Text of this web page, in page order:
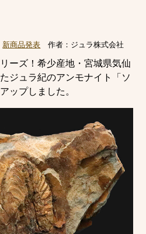
新商品発表 作者： ジュラ株式会社
ーズ！希少産地・宮城県気仙
ジュラ紀のアンモナイト「ソ
ップしました。